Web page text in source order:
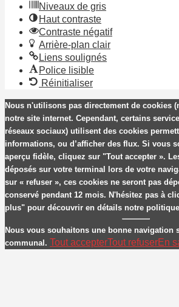
Niveaux de gris
Haut contraste
Contraste négatif
Arrière-plan clair
Liens soulignés
Police lisible
Réinitialiser
Nous n'utilisons pas directement de cookies
notre site internet. Cependant, certains
réseaux sociaux) utilisent des cookies
informations, ou d’afficher des flux. Si vous
aperçu fidèle, cliquez sur "Tout accepter ».
déposés sur votre terminal lors de votre
sur « refuser », ces cookies ne seront pas
conservé pendant 12 mois. N'hésitez pas à
plus" pour découvrir en détails notre
Nous vous souhaitons une bonne navigation
communal. Tout accepterTout refuserEn